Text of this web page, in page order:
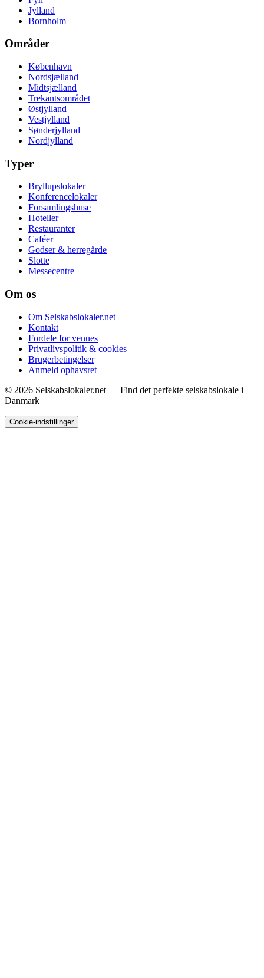
Jylland
Bornholm
Områder
København
Nordsjælland
Midtsjælland
Trekantsområdet
Østjylland
Vestjylland
Sønderjylland
Nordjylland
Typer
Bryllupslokaler
Konferencelokaler
Forsamlingshuse
Hoteller
Restauranter
Caféer
Godser & herregårde
Slotte
Messecentre
Om os
Om Selskabslokaler.net
Kontakt
Fordele for venues
Privatlivspolitik & cookies
Brugerbetingelser
Anmeld ophavsret
© 2026 Selskabslokaler.net — Find det perfekte selskabslokale i
Danmark
Cookie-indstillinger